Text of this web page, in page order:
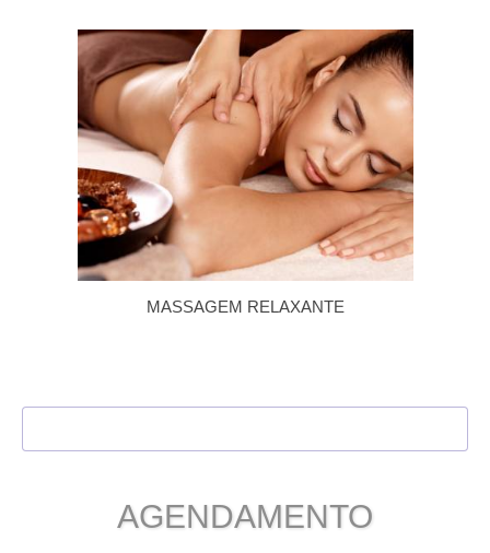
MASSAGEM RELAXANTE
AGENDAMENTO